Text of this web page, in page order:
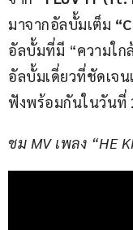
มาจากอัลบั้มเต็ม
อัลบั้มที่มี “ความใ
อัลบั้มเดี่ยวที่ชัดเจ
ฟังพร้อมกันในวันที่
ชม MV เพลง “HE